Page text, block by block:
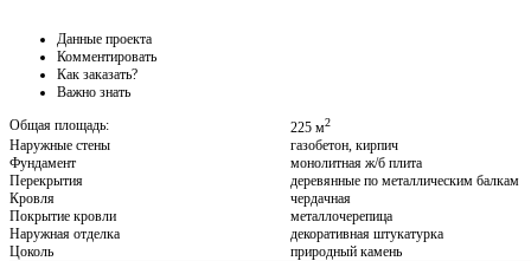
Данные проекта
Комментировать
Как заказать?
Важно знать
Общая площадь:
225 м2
Наружные стены
газобетон, кирпич
Фундамент
монолитная ж/б плита
Перекрытия
деревянные по металлическим балкам
Кровля
чердачная
Покрытие кровли
металлочерепица
Наружная отделка
декоративная штукатурка
Цоколь
природный камень